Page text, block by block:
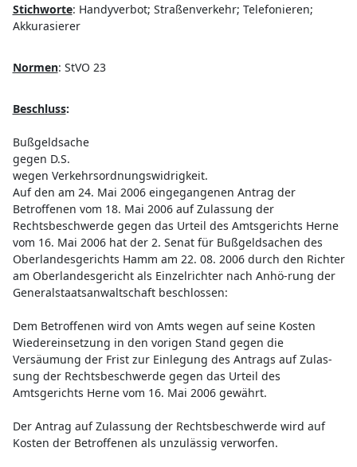
Stichworte: Handyverbot; Straßenverkehr; Telefonieren;
Akkurasierer
Normen: StVO 23
Beschluss:
Bußgeldsache
gegen D.S.
wegen Verkehrsordnungswidrigkeit.
Auf den am 24. Mai 2006 eingegangenen Antrag der
Betroffenen vom 18. Mai 2006 auf Zulassung der
Rechtsbeschwerde gegen das Urteil des Amtsgerichts Herne
vom 16. Mai 2006 hat der 2. Senat für Bußgeldsachen des
Oberlandesgerichts Hamm am 22. 08. 2006 durch den Richter
am Oberlandesgericht als Einzelrichter nach Anhö-rung der
Generalstaatsanwaltschaft beschlossen:
Dem Betroffenen wird von Amts wegen auf seine Kosten
Wiedereinsetzung in den vorigen Stand gegen die
Versäumung der Frist zur Einlegung des Antrags auf Zulas-
sung der Rechtsbeschwerde gegen das Urteil des
Amtsgerichts Herne vom 16. Mai 2006 gewährt.
Der Antrag auf Zulassung der Rechtsbeschwerde wird auf
Kosten der Betroffenen als unzulässig verworfen.